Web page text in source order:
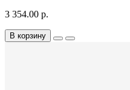
3 354.00 р.
В корзину